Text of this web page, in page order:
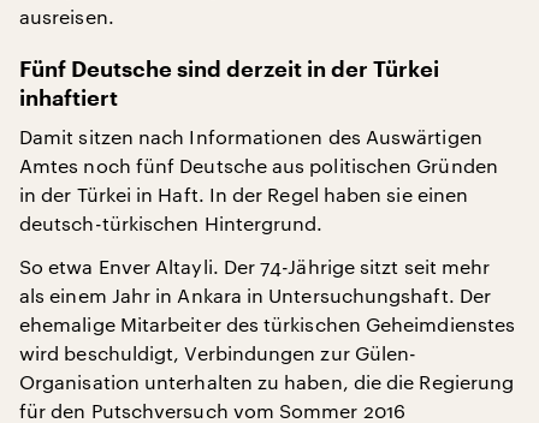
ausreisen.
Fünf Deutsche sind derzeit in der Türkei
inhaftiert
Damit sitzen nach Informationen des Auswärtigen
Amtes noch fünf Deutsche aus politischen Gründen
in der Türkei in Haft. In der Regel haben sie einen
deutsch-türkischen Hintergrund.
So etwa Enver Altayli. Der 74-Jährige sitzt seit mehr
als einem Jahr in Ankara in Untersuchungshaft. Der
ehemalige Mitarbeiter des türkischen Geheimdienstes
wird beschuldigt, Verbindungen zur Gülen-
Organisation unterhalten zu haben, die die Regierung
für den Putschversuch vom Sommer 2016